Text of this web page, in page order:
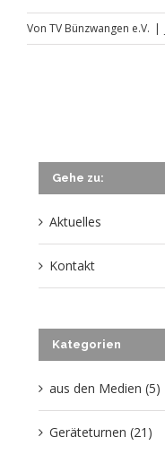
Von TV Bünzwangen e.V. |
Gehe zu:
Aktuelles
Kontakt
Kategorien
aus den Medien (5)
Geräteturnen (21)